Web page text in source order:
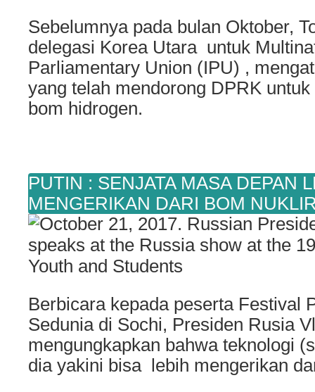
Sebelumnya pada bulan Oktober,
delegasi Korea Utara untuk
Parliamentary Union (IPU) ,
yang telah mendorong DPRK
bom hidrogen.
PUTIN : SENJATA MASA DEPAN
MENGERIKAN DARI BOM
Berbicara kepada peserta Festival
Sedunia di Sochi, Presiden Rusia
mengungkapkan bahwa teknologi
dia yakini bisa lebih mengerikan